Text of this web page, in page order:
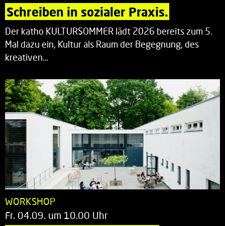
Schreiben in sozialer Praxis.
Der katho KULTURSOMMER lädt 2026 bereits zum 5.
Mal dazu ein, Kultur als Raum der Begegnung, des
kreativen…
WORKSHOP
Fr. 04.09. um 10.00 Uhr